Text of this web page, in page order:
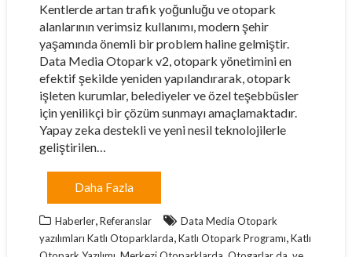
Kentlerde artan trafik yoğunluğu ve otopark
alanlarının verimsiz kullanımı, modern şehir
yaşamında önemli bir problem haline gelmiştir.
Data Media Otopark v2, otopark yönetimini en
efektif şekilde yeniden yapılandırarak, otopark
işleten kurumlar, belediyeler ve özel teşebbüsler
için yenilikçi bir çözüm sunmayı amaçlamaktadır.
Yapay zeka destekli ve yeni nesil teknolojilerle
geliştirilen…
Daha Fazla
Haberler,Referanslar
Data Media Otopark
yazılımları Katlı Otoparklarda,Katlı Otopark Programı,Katlı